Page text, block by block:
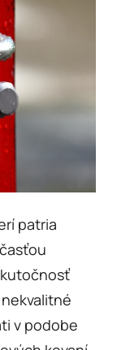
patria
v podobe